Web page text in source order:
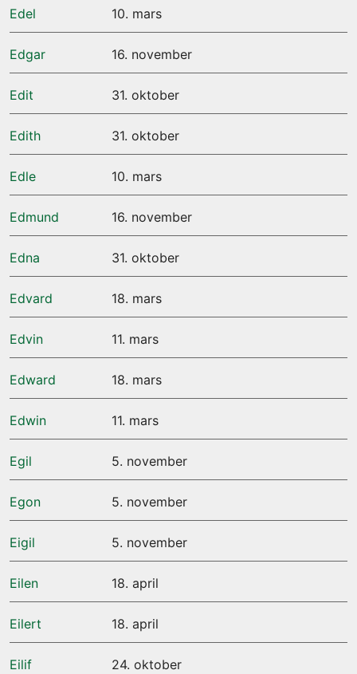
Edel 10. mars
Edgar 16. november
Edit 31. oktober
Edith 31. oktober
Edle 10. mars
Edmund 16. november
Edna 31. oktober
Edvard 18. mars
Edvin 11. mars
Edward 18. mars
Edwin 11. mars
Egil 5. november
Egon 5. november
Eigil 5. november
Eilen 18. april
Eilert 18. april
Eilif 24. oktober